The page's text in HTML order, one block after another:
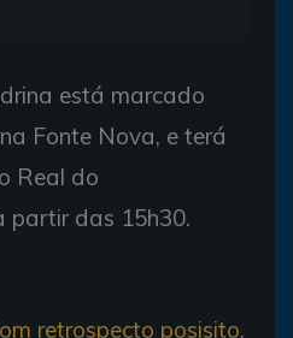
está marcado
Fonte Nova, e terá
Real do
partir das 15h30.
retrospecto posisito,